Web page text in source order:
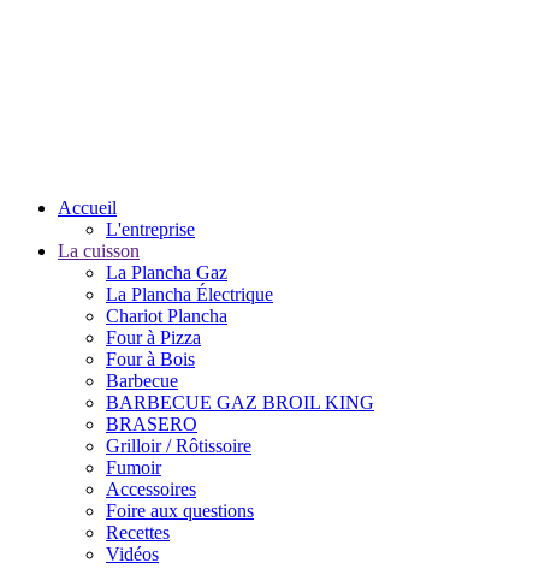
Accueil
L'entreprise
La cuisson
La Plancha Gaz
La Plancha Électrique
Chariot Plancha
Four à Pizza
Four à Bois
Barbecue
BARBECUE GAZ BROIL KING
BRASERO
Grilloir / Rôtissoire
Fumoir
Accessoires
Foire aux questions
Recettes
Vidéos